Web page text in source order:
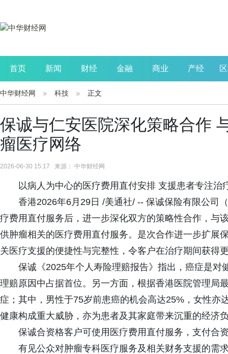
首页 新闻 财经 金融 商业 产经
公司 生活 读书
中华财经网 科技 正文
保诚与仁安医院深化策略合作
瘤医疗网络
2026-06-30 15:17 来源： 中华财经网
以病人为中心的医疗费用直付安排 支援患者专注治
香港2026年6月29日 /美通社/ -- 保诚保险有限公司
疗费用直付服务后，进一步深化双方的策略性合作，与
供肿瘤相关的医疗费用直付服务。是次合作进一步扩展
关医疗支援的便捷性与完整性，令客户在治疗期间获得
保诚《2025年个人寿险理赔报告》指出，癌症是
理赔原因中占据首位。另一方面，根据香港医院管理局
症；其中，男性于75岁前患癌的机会高达25%，女性亦
健康构成重大威胁，亦为患者及其家庭带来沉重的经济
保诚合资格客户可使用医疗费用直付服务，支付合
有见公众对肿瘤专科医疗服务及相关财务支援的需